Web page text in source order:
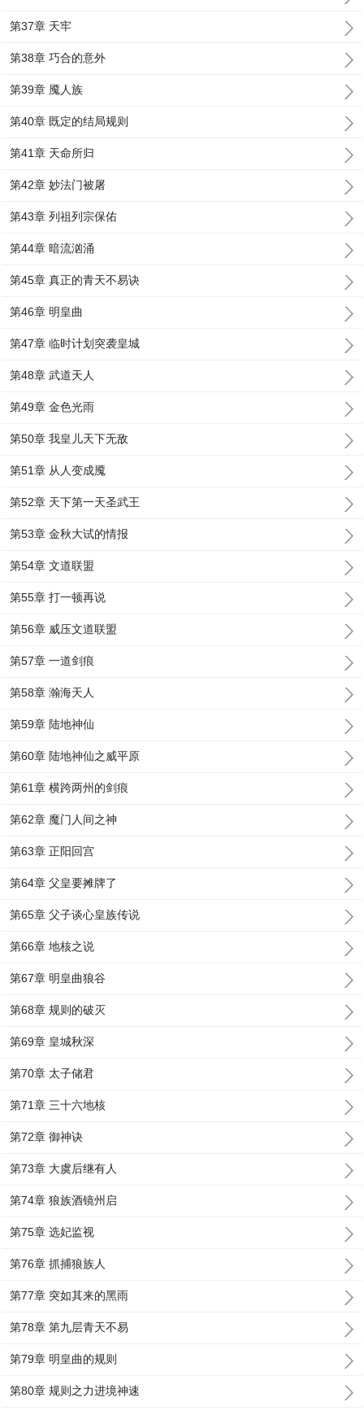
第37章 天牢
第38章 巧合的意外
第39章 魇人族
第40章 既定的结局规则
第41章 天命所归
第42章 妙法门被屠
第43章 列祖列宗保佑
第44章 暗流汹涌
第45章 真正的青天不易诀
第46章 明皇曲
第47章 临时计划突袭皇城
第48章 武道天人
第49章 金色光雨
第50章 我皇儿天下无敌
第51章 从人变成魇
第52章 天下第一天圣武王
第53章 金秋大试的情报
第54章 文道联盟
第55章 打一顿再说
第56章 威压文道联盟
第57章 一道剑痕
第58章 瀚海天人
第59章 陆地神仙
第60章 陆地神仙之威平原
第61章 横跨两州的剑痕
第62章 魔门人间之神
第63章 正阳回宫
第64章 父皇要摊牌了
第65章 父子谈心皇族传说
第66章 地核之说
第67章 明皇曲狼谷
第68章 规则的破灭
第69章 皇城秋深
第70章 太子储君
第71章 三十六地核
第72章 御神诀
第73章 大虞后继有人
第74章 狼族酒镜州启
第75章 选妃监视
第76章 抓捕狼族人
第77章 突如其来的黑雨
第78章 第九层青天不易
第79章 明皇曲的规则
第80章 规则之力进境神速